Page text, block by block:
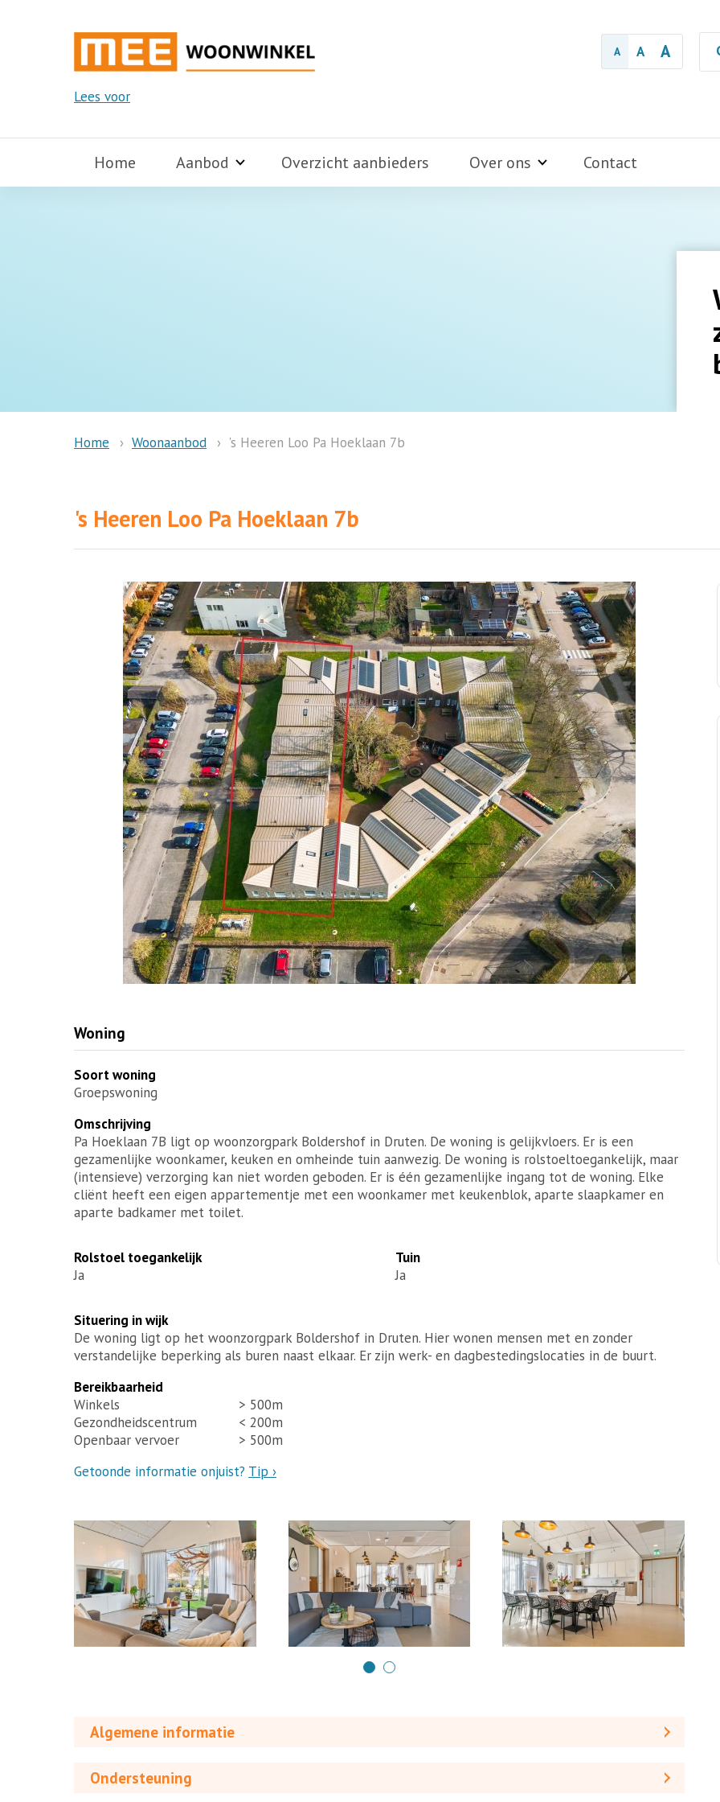
A A A
Lees voor
Home Aanbod Overzicht aanbieders Over ons Contact
Home Woonaanbod 's Heeren Loo Pa Hoeklaan 7b
's Heeren Loo Pa Hoeklaan 7b
Woning
Soort woning
Groepswoning
Omschrijving
Pa Hoeklaan 7B ligt op woonzorgpark Boldershof in Druten. De woning is gelijkvloers. Er is een
gezamenlijke woonkamer, keuken en omheinde tuin aanwezig. De woning is rolstoeltoegankelijk, maar
(intensieve) verzorging kan niet worden geboden. Er is één gezamenlijke ingang tot de woning. Elke
cliënt heeft een eigen appartementje met een woonkamer met keukenblok, aparte slaapkamer en
aparte badkamer met toilet.
Rolstoel toegankelijk
Ja
Tuin
Ja
Situering in wijk
De woning ligt op het woonzorgpark Boldershof in Druten. Hier wonen mensen met en zonder
verstandelijke beperking als buren naast elkaar. Er zijn werk- en dagbestedingslocaties in de buurt.
Bereikbaarheid
Winkels
> 500m
Gezondheidscentrum
< 200m
Openbaar vervoer
> 500m
Getoonde informatie onjuist? Tip ›
Algemene informatie
Ondersteuning